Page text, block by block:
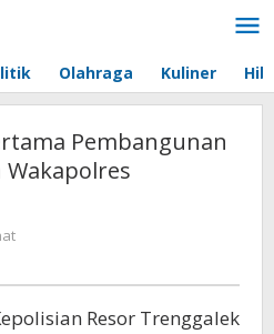
Olahraga Kuliner
Pembangunan
Wakapolres
Resor Trenggalek